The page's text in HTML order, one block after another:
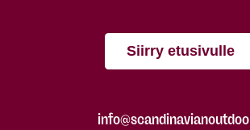
Siirry etusivulle